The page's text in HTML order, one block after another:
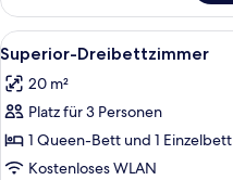
Twin
Room
Alle
Fotos
für
Superior-
Dreibettzimmer
anzeigen
9
Superior-Dreibettzimmer
20 m²
Platz für 3 Personen
1 Queen-Bett und 1 Einzelbett
Kostenloses WLAN